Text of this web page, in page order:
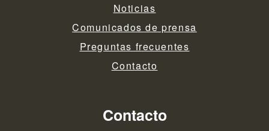
Noticias
Comunicados de prensa
Preguntas frecuentes
Contacto
Contacto